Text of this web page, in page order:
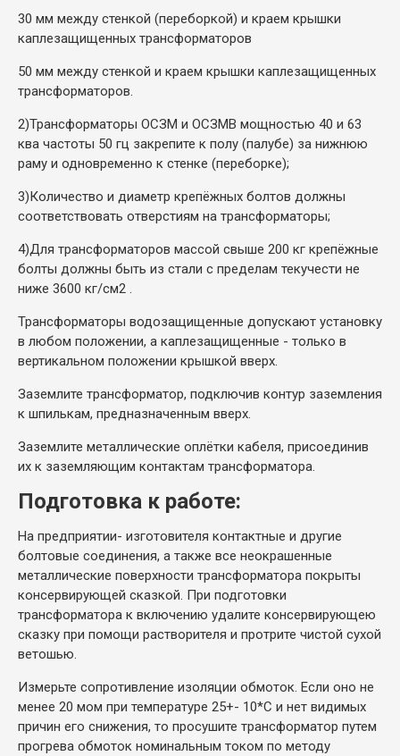
30 мм между стенкой (переборкой) и краем крышки
каплезащищенных трансформаторов
50 мм между стенкой и краем крышки каплезащищенных
трансформаторов.
2)Трансформаторы ОСЗМ и ОСЗМВ мощностью 40 и 63
ква частоты 50 гц закрепите к полу (палубе) за нижнюю
раму и одновременно к стенке (переборке);
3)Количество и диаметр крепёжных болтов должны
соответствовать отверстиям на трансформаторы;
4)Для трансформаторов массой свыше 200 кг крепёжные
болты должны быть из стали с пределам текучести не
ниже 3600 кг/см2 .
Трансформаторы водозащищенные допускают установку
в любом положении, а каплезащищенные - только в
вертикальном положении крышкой вверх.
Заземлите трансформатор, подключив контур заземления
к шпилькам, предназначенным вверх.
Заземлите металлические оплётки кабеля, присоединив
их к заземляющим контактам трансформатора.
Подготовка к работе:
На предприятии- изготовителя контактные и другие
болтовые соединения, а также все неокрашенные
металлические поверхности трансформатора покрыты
консервирующей сказкой. При подготовки
трансформатора к включению удалите консервирующею
сказку при помощи растворителя и протрите чистой сухой
ветошью.
Измерьте сопротивление изоляции обмоток. Если оно не
менее 20 мом при температуре 25+- 10*С и нет видимых
причин его снижения, то просушите трансформатор путем
прогрева обмоток номинальным током по методу